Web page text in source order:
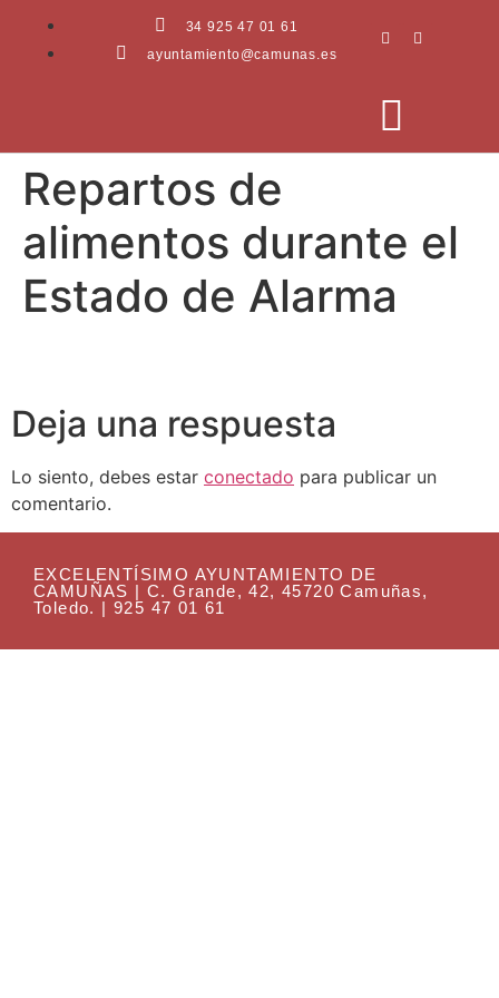
34 925 47 01 61
ayuntamiento@camunas.es
Repartos de
alimentos durante el
Estado de Alarma
Deja una respuesta
Lo siento, debes estar conectado para publicar un
comentario.
EXCELENTÍSIMO AYUNTAMIENTO DE
CAMUÑAS | C. Grande, 42, 45720 Camuñas,
Toledo. | 925 47 01 61